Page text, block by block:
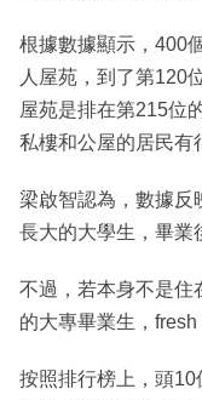
根據數據顯示，400
人屋苑，到了第120
屋苑是排在第215位
私樓和公屋的居民有
梁啟智認為，數據反
長大的大學生，畢業
不過，若本身不是住
的大專畢業生，
按照排行榜上，頭